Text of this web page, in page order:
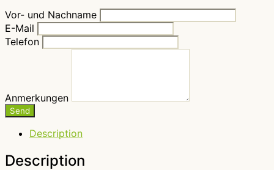
Vor- und Nachname
E-Mail
Telefon
Anmerkungen
Send
Description
Description